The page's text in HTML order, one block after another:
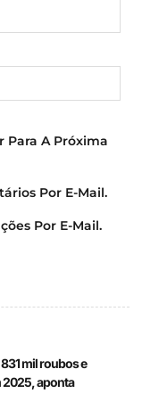
Para A Próxima
Por E-Mail.
Por E-Mail.
mil roubos e
2025, aponta